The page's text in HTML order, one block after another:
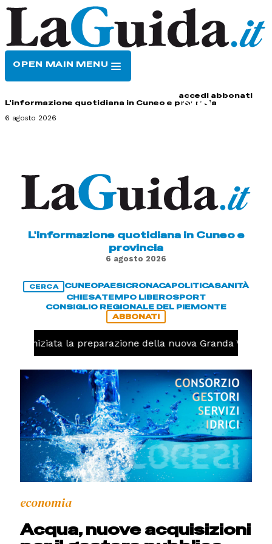
OPEN MAIN MENU
accedi abbonati
L'informazione quotidiana in Cuneo e provincia
6 agosto 2026
L'informazione quotidiana in Cuneo e
provincia
6 agosto 2026
CERCA CUNEOPAESICRONACAPOLITICASANITÀ
CHIESATEMPO LIBEROSPORT
CONSIGLIO REGIONALE DEL PIEMONTE
ABBONATI
iniziata la preparazione della nuova Granda Volley
economia
Acqua, nuove acquisizioni